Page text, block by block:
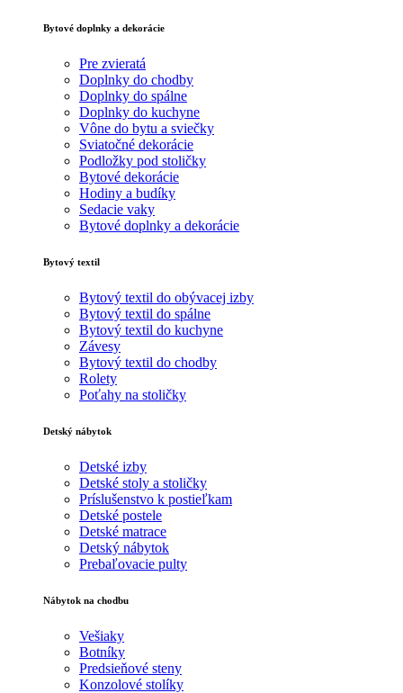
Bytové doplnky a dekorácie
Pre zvieratá
Doplnky do chodby
Doplnky do spálne
Doplnky do kuchyne
Vône do bytu a sviečky
Sviatočné dekorácie
Podložky pod stoličky
Bytové dekorácie
Hodiny a budíky
Sedacie vaky
Bytové doplnky a dekorácie
Bytový textil
Bytový textil do obývacej izby
Bytový textil do spálne
Bytový textil do kuchyne
Závesy
Bytový textil do chodby
Rolety
Poťahy na stoličky
Detský nábytok
Detské izby
Detské stoly a stoličky
Príslušenstvo k postieľkam
Detské postele
Detské matrace
Detský nábytok
Prebaľovacie pulty
Nábytok na chodbu
Vešiaky
Botníky
Predsieňové steny
Konzolové stolíky